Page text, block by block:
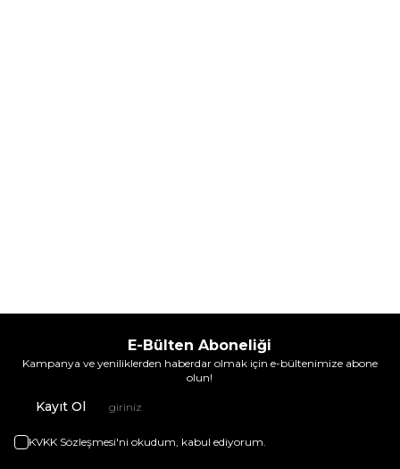
E-Bülten Aboneliği
Kampanya ve yeniliklerden haberdar olmak için e-bültenimize abone
olun!
Kayıt Ol
KVKK Sözleşmesi'ni okudum, kabul ediyorum.